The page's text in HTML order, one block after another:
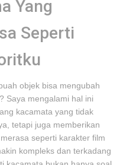
Yang
Seperti
objek bisa mengubah
Saya mengalami hal ini
kacamata yang tidak
tetapi juga memberikan
seperti karakter film
kompleks dan terkadang